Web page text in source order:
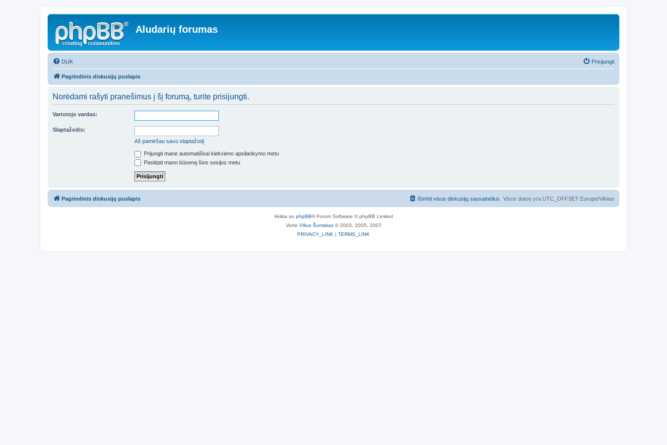
Aludarių forumas
DUK Prisijungti
Pagrindinis diskusijų puslapis
Norėdami rašyti pranešimus į šį forumą, turite prisijungti.
Vartotojo vardas:
Slaptažodis:
Aš pamiršau savo slaptažodį
Prijungti mane automatiškai kiekvieno apsilankymo metu
Paslėpti mano būseną šios sesijos metu
Pagrindinis diskusijų puslapis Visos datos yra UTC_OFFSET Europe/Vilnius
Ištrinti visus diskusijų sausainėlius
Veikia su phpBB® Forum Software © phpBB Limited
Vertė Vilius Šumskas© 2003, 2005, 2007
PRIVACY_LINK | TERMS_LINK